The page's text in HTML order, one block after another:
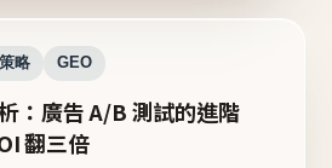
略 GEO
：廣告 A/B 測試的進階
翻三倍